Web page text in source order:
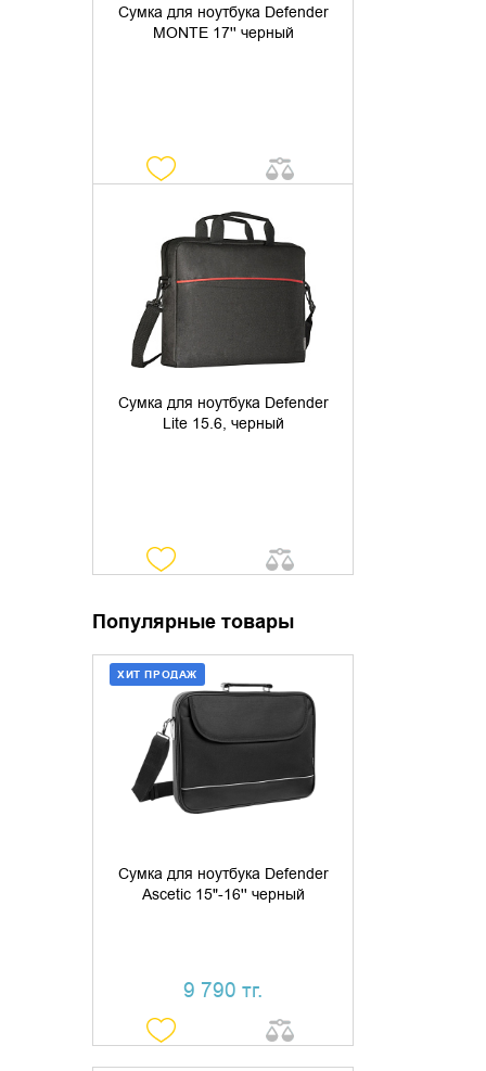
Сумка для ноутбука Defender
MONTE 17'' черный
Сумка для ноутбука Defender
Lite 15.6, черный
УТОЧНИТЬ НАЛИЧИЕ
Популярные товары
Сумка для ноутбука Defender
Ascetic 15"-16'' черный
9 790 тг.
ХИТ ПРОДАЖ
ДОБАВИТЬ В КОРЗИНУ
КУПИТЬ В 1 КЛИК